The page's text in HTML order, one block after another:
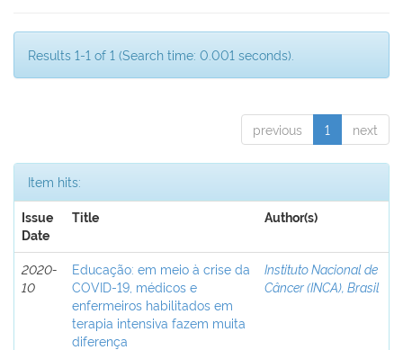
Results 1-1 of 1 (Search time: 0.001 seconds).
previous 1 next
Item hits:
Issue
Date
Title Author(s)
2020-
10
Educação: em meio à crise da
COVID-19, médicos e
enfermeiros habilitados em
terapia intensiva fazem muita
diferença
Instituto Nacional de
Câncer (INCA), Brasil